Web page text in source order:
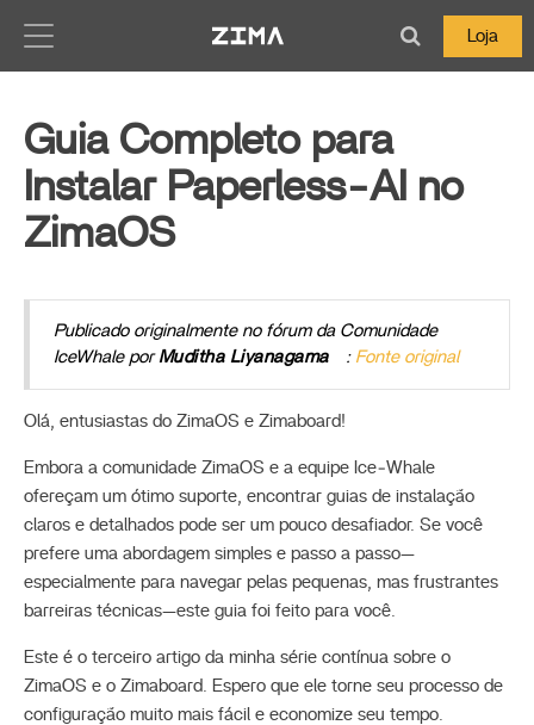
Loja
Guia Completo para
Instalar Paperless‑AI no
ZimaOS
Publicado originalmente no fórum da Comunidade
IceWhale por Muditha Liyanagama : Fonte original
Olá, entusiastas do ZimaOS e Zimaboard!
Embora a comunidade ZimaOS e a equipe Ice‑Whale
ofereçam um ótimo suporte, encontrar guias de instalação
claros e detalhados pode ser um pouco desafiador. Se você
prefere uma abordagem simples e passo a passo—
especialmente para navegar pelas pequenas, mas frustrantes
barreiras técnicas—este guia foi feito para você.
Este é o terceiro artigo da minha série contínua sobre o
ZimaOS e o Zimaboard. Espero que ele torne seu processo de
configuração muito mais fácil e economize seu tempo.